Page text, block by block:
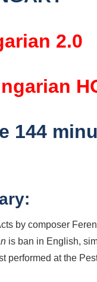
2.0
144
by composer
is ban in English,
performed at the